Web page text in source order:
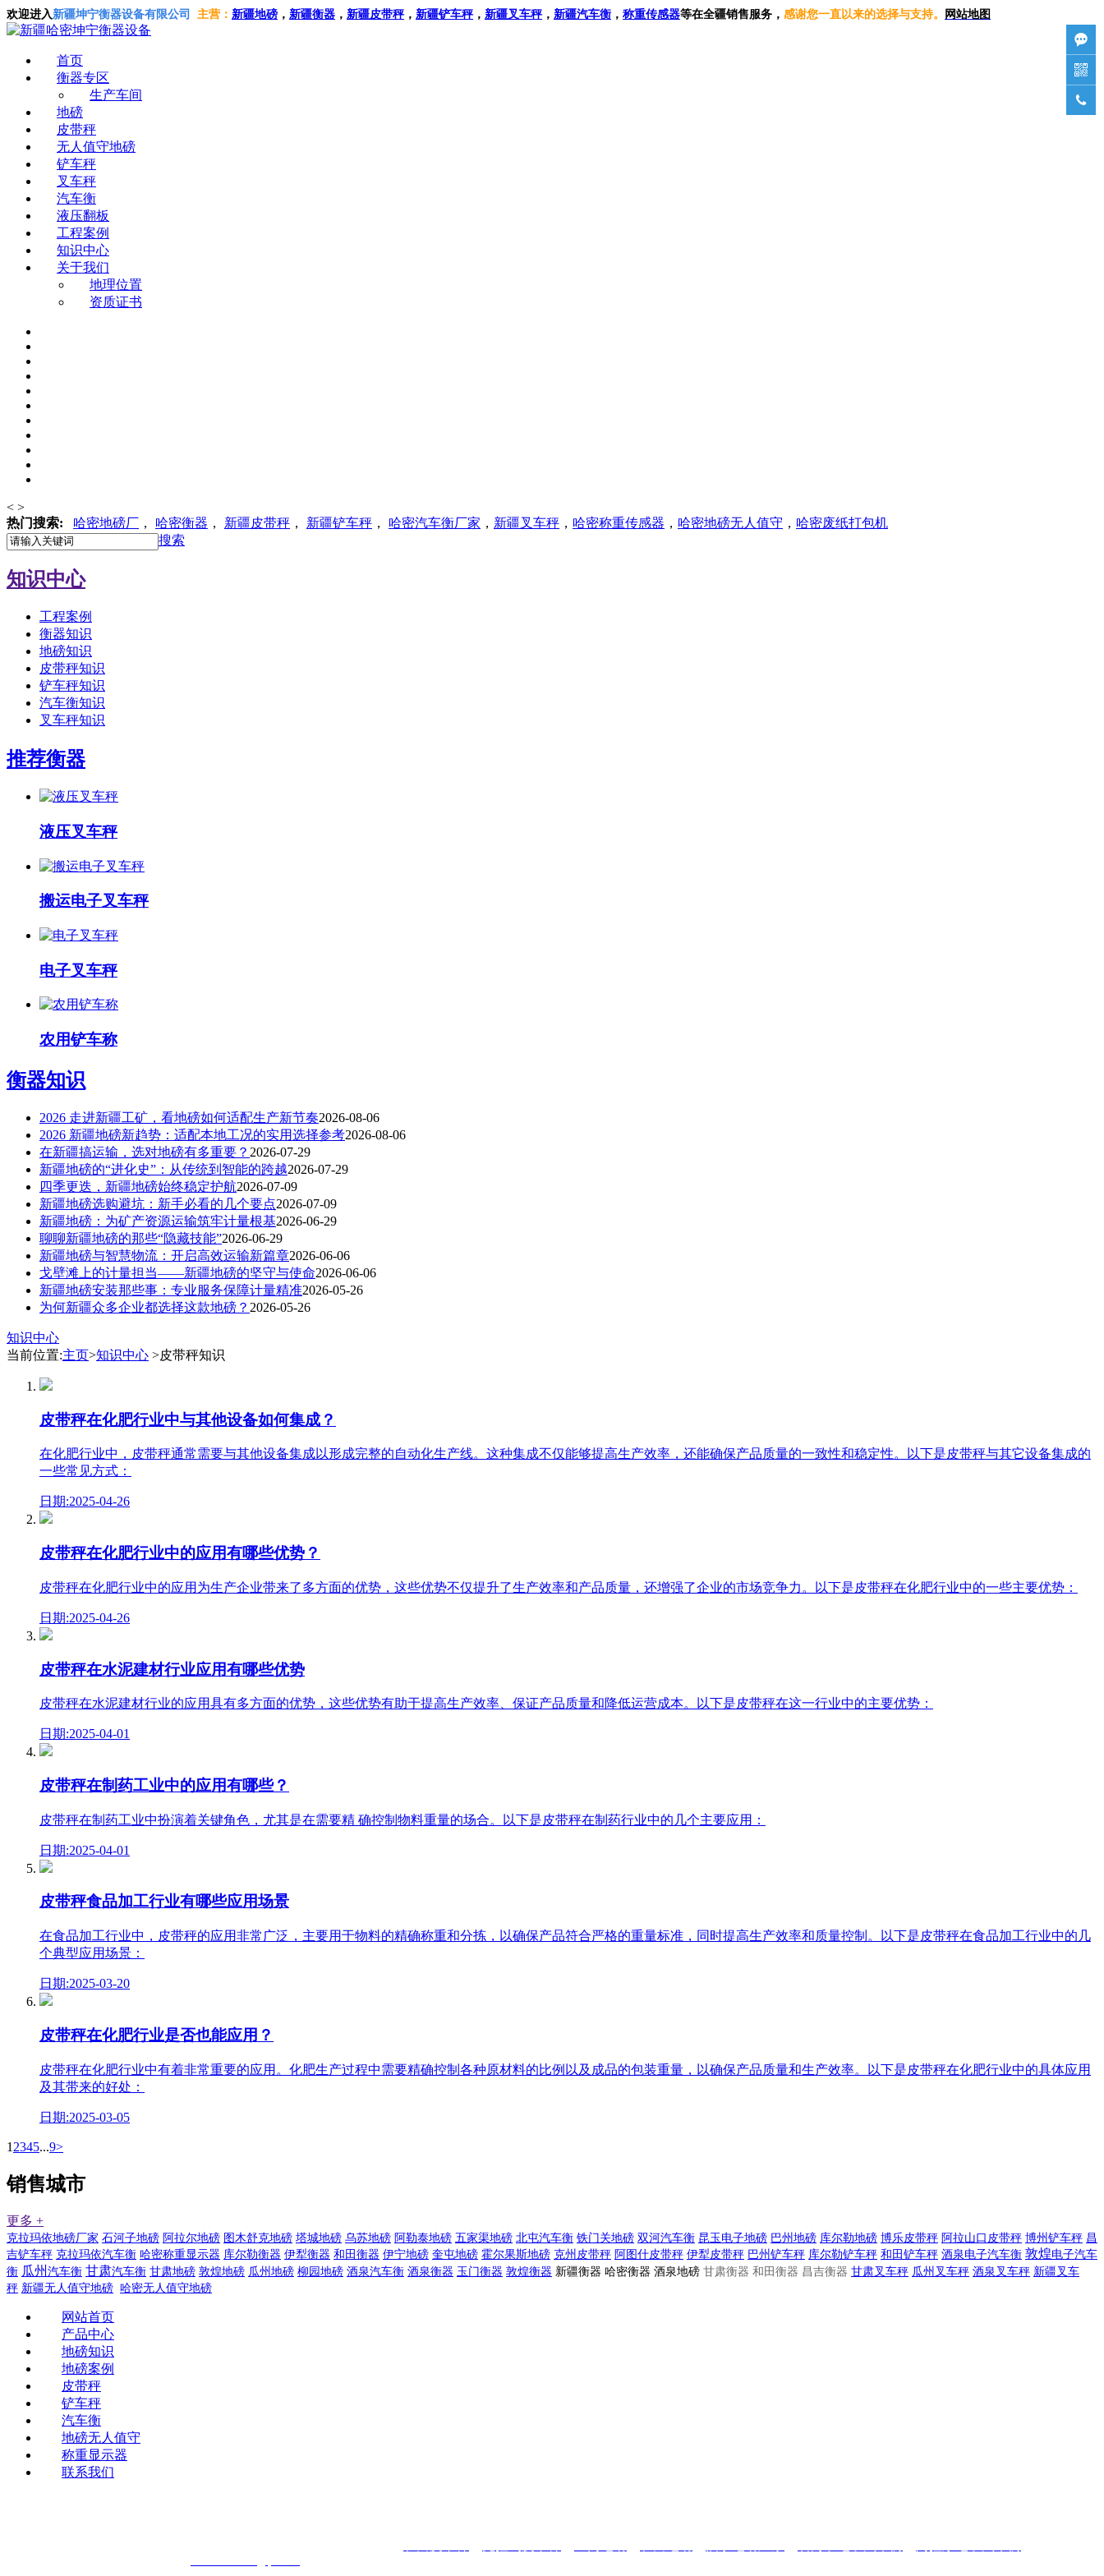
欢迎进入新疆坤宁衡器设备有限公司 主营： 新疆地磅 ， 新疆衡器 ， 新疆皮带秤， 新疆铲车秤， 新疆叉车秤， 新疆汽车衡 ， 称重传感器等在全疆销售服务， 感谢您一直以来的选择与支持。 网站地图
首页
衡器专区
生产车间
地磅
皮带秤
无人值守地磅
铲车秤
叉车秤
汽车衡
液压翻板
工程案例
知识中心
关于我们
地理位置
资质证书
< >
热门搜索:
哈密地磅厂 ， 哈密衡器 ， 新疆皮带秤 ， 新疆铲车秤 ， 哈密汽车衡厂家 ， 新疆叉车秤 ， 哈密称重传感器 ， 哈密地磅无人值守 ， 哈密废纸打包机
搜索
知识中心
工程案例
衡器知识
地磅知识
皮带秤知识
铲车秤知识
汽车衡知识
叉车秤知识
推荐衡器
液压叉车秤
搬运电子叉车秤
电子叉车秤
农用铲车称
衡器知识
2026 走进新疆工矿，看地磅如何适配生产新节奏2026-08-06
2026 新疆地磅新趋势：适配本地工况的实用选择参考2026-08-06
在新疆搞运输，选对地磅有多重要？ 2026-07-29
新疆地磅的“进化史”：从传统到智能的跨越2026-07-29
四季更迭，新疆地磅始终稳定护航2026-07-09
新疆地磅选购避坑：新手必看的几个要点2026-07-09
新疆地磅：为矿产资源运输筑牢计量根基2026-06-29
聊聊新疆地磅的那些“隐藏技能”2026-06-29
新疆地磅与智慧物流：开启高效运输新篇章2026-06-06
戈壁滩上的计量担当——新疆地磅的坚守与使命2026-06-06
新疆地磅安装那些事：专业服务保障计量精准2026-05-26
为何新疆众多企业都选择这款地磅？ 2026-05-26
知识中心
当前位置:主页>知识中心 >皮带秤知识
皮带秤在化肥行业中与其他设备如何集成？
在化肥行业中，皮带秤通常需要与其他设备集成以形成完整的自动化生产线。这种集成不仅能够提高生产效率，还能确保产品质量的一致性和稳定性。以下是皮带秤与其它设备集成的
一些常见方式：
日期:2025-04-26
皮带秤在化肥行业中的应用有哪些优势？
皮带秤在化肥行业中的应用为生产企业带来了多方面的优势，这些优势不仅提升了生产效率和产品质量，还增强了企业的市场竞争力。以下是皮带秤在化肥行业中的一些主要优势：
日期:2025-04-26
皮带秤在水泥建材行业应用有哪些优势
皮带秤在水泥建材行业的应用具有多方面的优势，这些优势有助于提高生产效率、保证产品质量和降低运营成本。以下是皮带秤在这一行业中的主要优势：
日期:2025-04-01
皮带秤在制药工业中的应用有哪些？
皮带秤在制药工业中扮演着关键角色，尤其是在需要精 确控制物料重量的场合。以下是皮带秤在制药行业中的几个主要应用：
日期:2025-04-01
皮带秤食品加工行业有哪些应用场景
在食品加工行业中，皮带秤的应用非常广泛，主要用于物料的精确称重和分拣，以确保产品符合严格的重量标准，同时提高生产效率和质量控制。以下是皮带秤在食品加工行业中的几
个典型应用场景：
日期:2025-03-20
皮带秤在化肥行业是否也能应用？
皮带秤在化肥行业中有着非常重要的应用。化肥生产过程中需要精确控制各种原材料的比例以及成品的包装重量，以确保产品质量和生产效率。以下是皮带秤在化肥行业中的具体应用
及其带来的好处：
日期:2025-03-05
1 2345...9>
销售城市
更多 +
克拉玛依地磅厂家 石河子地磅 阿拉尔地磅 图木舒克地磅 塔城地磅 乌苏地磅 阿勒泰地磅 五家渠地磅 北屯汽车衡 铁门关地磅 双河汽车衡 昆玉电子地磅 巴州地磅 库尔勒地磅 博乐皮带秤 阿拉山口皮带秤 博州铲车秤 昌
吉铲车秤 克拉玛依汽车衡 哈密称重显示器 库尔勒衡器 伊犁衡器 和田衡器 伊宁地磅 奎屯地磅 霍尔果斯地磅 克州皮带秤 阿图什皮带秤 伊犁皮带秤 巴州铲车秤 库尔勒铲车秤 和田铲车秤 酒泉电子汽车衡 敦煌电子汽车
衡 瓜州 汽车衡 甘肃汽车衡 甘肃地磅 敦煌地磅 瓜州地磅 柳园地磅 酒泉汽车衡 酒泉衡器 玉门衡器 敦煌衡器 新疆衡器 哈密衡器 酒泉地磅 甘肃衡器 和田衡器 昌吉衡器 甘肃叉车秤 瓜州叉车秤 酒泉叉车秤 新疆叉车
秤 新疆无人值守地磅 哈密无人值守地磅
网站首页
产品中心
地磅知识
地磅案例
皮带秤
铲车秤
汽车衡
地磅无人值守
称重显示器
联系我们


